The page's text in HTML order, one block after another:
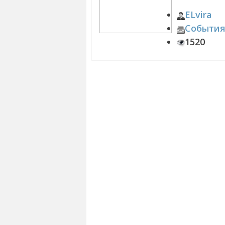
ELvira
События
1520